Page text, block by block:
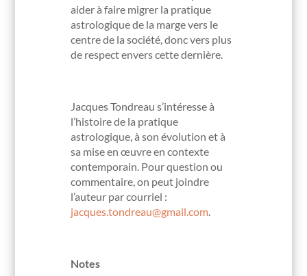
aider à faire migrer la pratique
astrologique de la marge vers le
centre de la société, donc vers plus
de respect envers cette dernière.
Jacques Tondreau s’intéresse à
l’histoire de la pratique
astrologique, à son évolution et à
sa mise en œuvre en contexte
contemporain. Pour question ou
commentaire, on peut joindre
l’auteur par courriel :
jacques.tondreau@gmail.com.
Notes